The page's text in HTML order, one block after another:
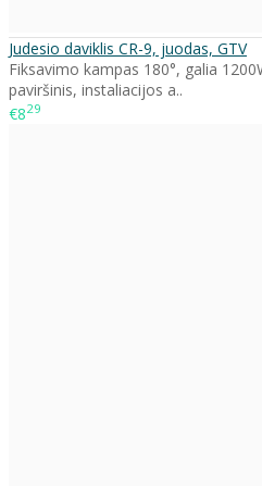
Judesio daviklis CR-9, juodas, GTV
Fiksavimo kampas 180°, galia
paviršinis, instaliacijos a..
€829